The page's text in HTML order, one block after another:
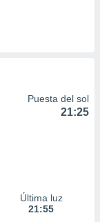
Puesta del sol
21:25
Última luz
21:55